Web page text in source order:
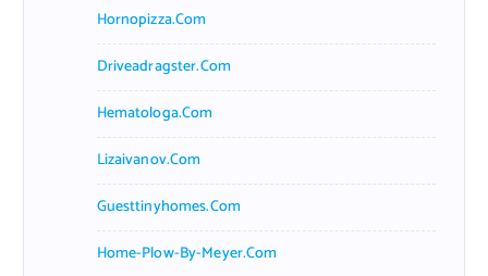
Hornopizza.com
Driveadragster.com
Hematologa.com
Lizaivanov.com
Guesttinyhomes.com
Home-Plow-By-Meyer.com